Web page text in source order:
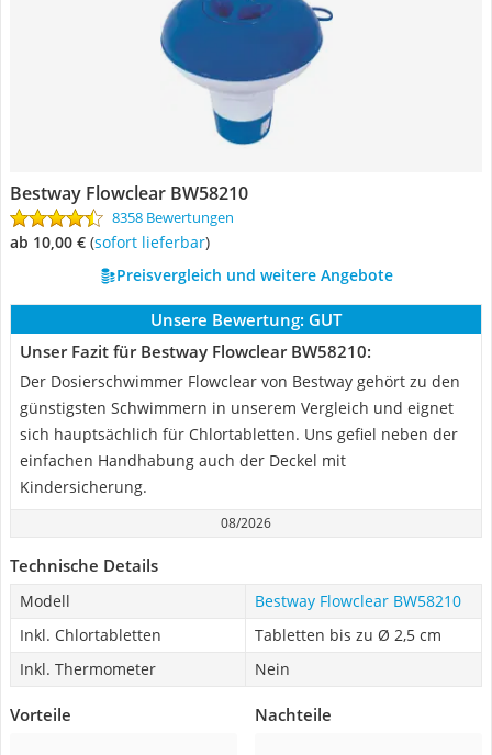
Bestway Flowclear BW58210
8358 Bewertungen
ab 10,00 € ( Sofort lieferbar)
Preisvergleich und weitere Angebote
Unsere Bewertung: GUT
Unser Fazit für Bestway Flowclear BW58210:
Der Dosierschwimmer Flowclear von Bestway gehört zu den
günstigsten Schwimmern in unserem Vergleich und eignet
sich hauptsächlich für Chlortabletten. Uns gefiel neben der
einfachen Handhabung auch der Deckel mit
Kindersicherung.
08/2026
Technische Details
Modell
Bestway Flowclear BW58210
Inkl. Chlortabletten
Tabletten bis zu Ø 2,5 cm
Inkl. Thermometer
Nein
Vorteile Nachteile